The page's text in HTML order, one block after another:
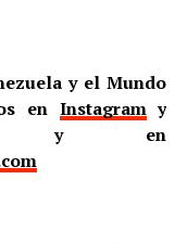
y el Mundo
en Instagramy
en